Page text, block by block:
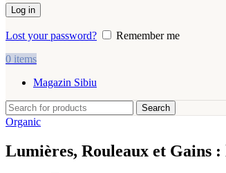
Log in
Lost your password?
Remember me
0 items
Magazin Sibiu
Search
Organic
Lumières, Rouleaux et Gains :